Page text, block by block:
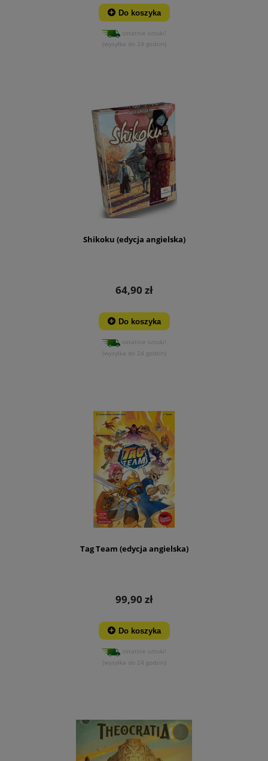
Do koszyka
ostatnie sztuki!
(wysyłka do 24 godzin)
Shikoku (edycja angielska)
64,90 zł
Do koszyka
ostatnie sztuki!
(wysyłka do 24 godzin)
Tag Team (edycja angielska)
99,90 zł
Do koszyka
ostatnie sztuki!
(wysyłka do 24 godzin)